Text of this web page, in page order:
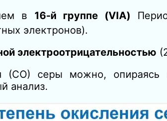
в 16‑й группе (VIA)
электронов).
электроотрицательностью
(СО) серы можно,
анализ.